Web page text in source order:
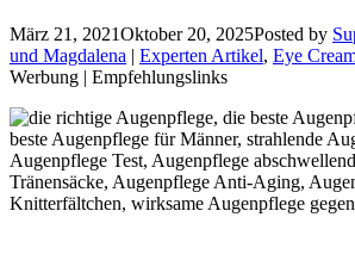
März 21, 2021Oktober 20, 2025Posted by
und Magdalena | Experten Artikel, Eye
Werbung | Empfehlungslinks